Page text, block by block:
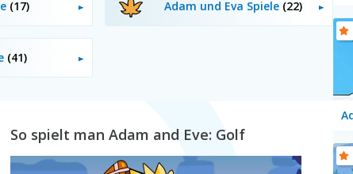
(17) Adam und Eva Spiele (22)
(41)
So spielt man Adam and Eve: Golf